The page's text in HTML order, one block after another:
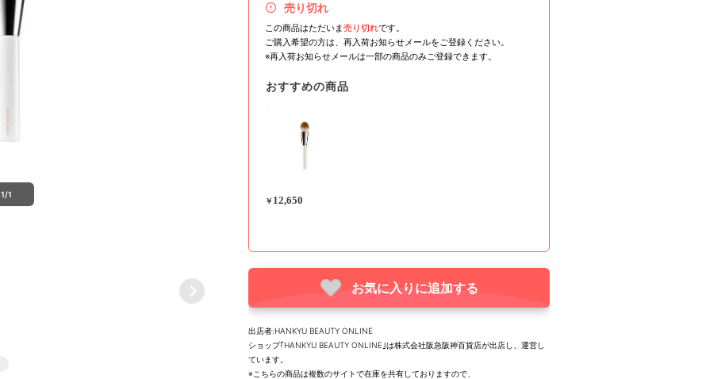
1/1
売り切れ
この商品はただいま売り切れです。
ご購入希望の方は、再入荷お知らせメールをご登録ください。
※再入荷お知らせメールは一部の商品のみご登録できます。
おすすめの商品
￥ 12,650
お気に入りに追加する
出店者:HANKYU BEAUTY ONLINE
ショップ｢HANKYU BEAUTY ONLINE｣は株式会社阪急阪神百貨店が出店し、運営し
ています。
※こちらの商品は複数のサイトで在庫を共有しておりますので、